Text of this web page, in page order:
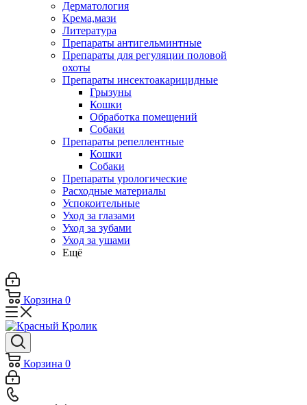
Дерматология
Крема,мази
Литература
Препараты антигельминтные
Препараты для регуляции половой
охоты
Препараты инсектоакарицидные
Грызуны
Кошки
Обработка помещений
Собаки
Препараты репеллентные
Кошки
Собаки
Препараты урологические
Расходные материалы
Успокоительные
Уход за глазами
Уход за зубами
Уход за ушами
Ещё
Корзина 0
Корзина 0